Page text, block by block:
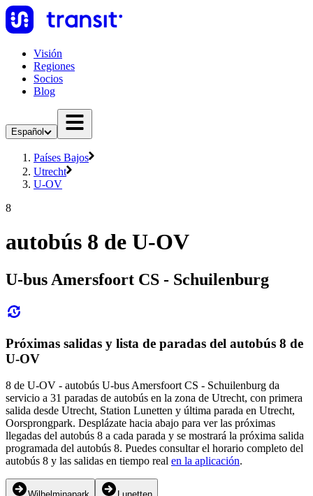
Visión
Regiones
Socios
Blog
Español
Países Bajos
Utrecht
U-OV
8
autobús 8 de U-OV
U-bus Amersfoort CS - Schuilenburg
Próximas salidas y lista de paradas del autobús 8 de
U-OV
8 de U-OV - autobús U-bus Amersfoort CS - Schuilenburg da
servicio a 31 paradas de autobús en la zona de Utrecht, con primera
salida desde Utrecht, Station Lunetten y última parada en Utrecht,
Oorsprongpark. Desplázate hacia abajo para ver las próximas
llegadas del autobús 8 a cada parada y se mostrará la próxima salida
programada del autobús 8. Puedes consultar el horario completo del
autobús 8 y las salidas en tiempo real en la aplicación.